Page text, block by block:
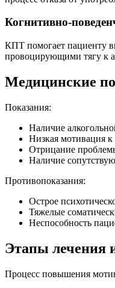
Когнитивно-
КПТ помогает пациенту
провоцирующими тягу к
Медицинские
Показания:
Наличие
Низкая мотивация
Отрицание
Наличие
Противопоказания:
Острое
Тяжелые
Неспособность
Этапы лечения
Процесс повышения